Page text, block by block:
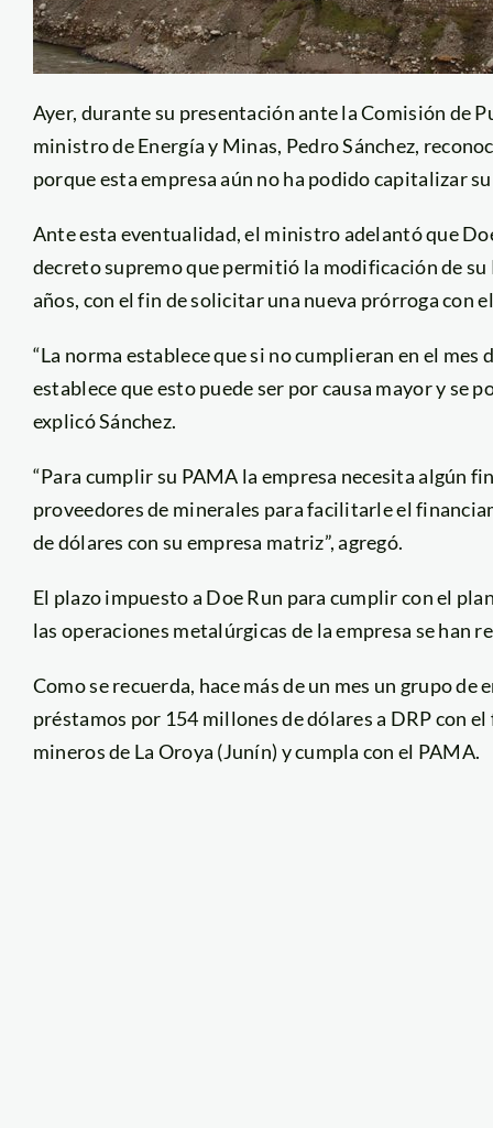
Ayer, durante su presentación ante la Comisión de
ministro de Energía y Minas, Pedro Sánchez,
porque esta empresa aún no ha podido capitalizar
Ante esta eventualidad, el ministro adelantó que
decreto supremo que permitió la modificación de
años, con el fin de solicitar una nueva prórroga con
“La norma establece que si no cumplieran en el
establece que esto puede ser por causa mayor y se
explicó Sánchez.
“Para cumplir su PAMA la empresa necesita algún
proveedores de minerales para facilitarle el
de dólares con su empresa matriz”, agregó.
El plazo impuesto a Doe Run para cumplir con el
las operaciones metalúrgicas de la empresa se han
Como se recuerda, hace más de un mes un grupo
préstamos por 154 millones de dólares a DRP con
mineros de La Oroya (Junín) y cumpla con el PAMA.